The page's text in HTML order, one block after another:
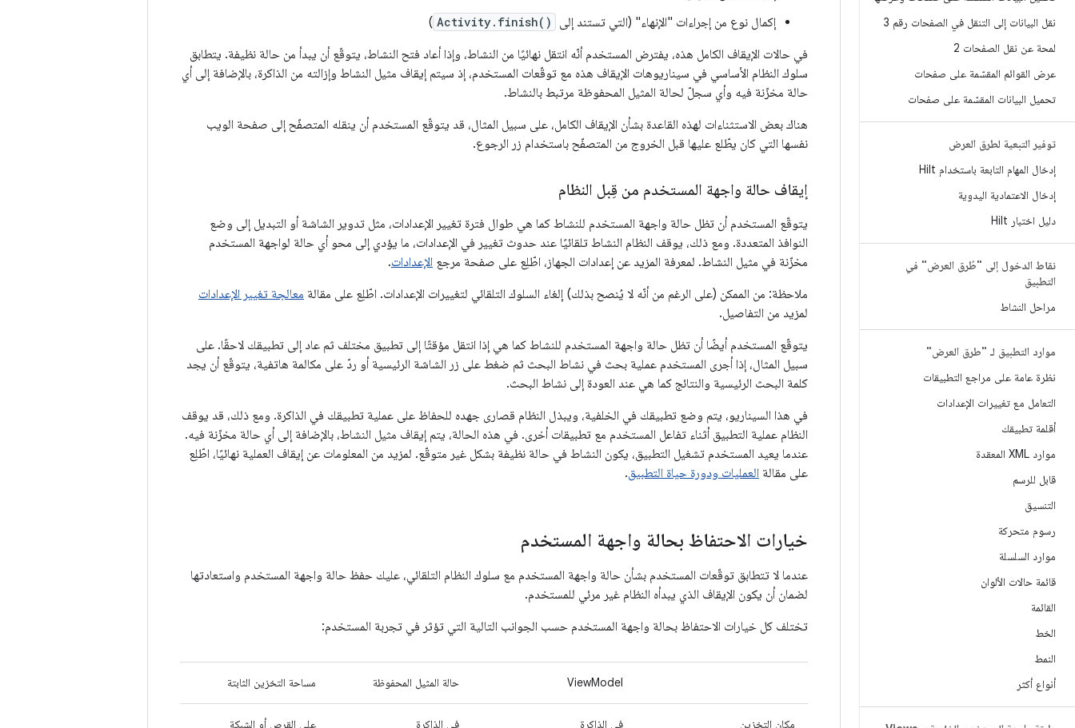
نقل البيانات إلى التنقل في الصفحات رقم 3
لمحة عن نقل الصفحات 2
عرض القوائم المقسّمة على صفحات
تحميل البيانات المقسّمة على صفحات
توفير التبعية لطرق العرض
إدخال المهام التابعة باستخدام Hilt
إدخال الاعتمادية اليدوية
دليل اختبار Hilt
نقاط الدخول إلى "طُرق العرض" في
التطبيق
مراحل النشاط
موارد التطبيق لـ "طرق العرض"
نظرة عامة على مراجع التطبيقات
التعامل مع تغييرات الإعدادات
أقلمة تطبيقك
موارد XML المعقدة
قابل للرسم
التنسيق
رسوم متحركة
موارد السلسلة
قائمة حالات الألوان
القائمة
الخط
النمط
أنواع أكثر
إكمال نوع من إجراءات "الإنهاء" (التي تستند إلى
Activity.finish()
)
في حالات الإيقاف الكامل هذه، يفترض المستخدم أنّه انتقل نهائيًا من النشاط، وإذا أعاد فتح النشاط، يتوقّع أن يبدأ من حالة نظيفة. يتطابق
سلوك النظام الأساسي في سيناريوهات الإيقاف هذه مع توقّعات المستخدم، إذ سيتم إيقاف مثيل النشاط وإزالته من الذاكرة، بالإضافة إلى أي
حالة مخزّنة فيه وأي سجلّ لحالة المثيل المحفوظة مرتبط بالنشاط.
هناك بعض الاستثناءات لهذه القاعدة بشأن الإيقاف الكامل، على سبيل المثال، قد يتوقّع المستخدم أن ينقله المتصفّح إلى صفحة الويب
نفسها التي كان يطّلع عليها قبل الخروج من المتصفّح باستخدام زر الرجوع.
إيقاف حالة واجهة المستخدم من قِبل النظام
يتوقّع المستخدم أن تظل حالة واجهة المستخدم للنشاط كما هي طوال فترة تغيير الإعدادات، مثل تدوير الشاشة أو التبديل إلى وضع
النوافذ المتعددة. ومع ذلك، يوقف النظام النشاط تلقائيًا عند حدوث تغيير في الإعدادات، ما يؤدي إلى محو أي حالة لواجهة المستخدم
مخزّنة في مثيل النشاط. لمعرفة المزيد عن إعدادات الجهاز، اطّلِع على صفحة مرجع الإعدادات.
ملاحظة: من الممكن (على الرغم من أنّه لا يُنصح بذلك) إلغاء السلوك التلقائي لتغييرات الإعدادات. اطّلِع على مقالة معالجة تغيير الإعدادات
لمزيد من التفاصيل.
يتوقّع المستخدم أيضًا أن تظل حالة واجهة المستخدم للنشاط كما هي إذا انتقل مؤقتًا إلى تطبيق مختلف ثم عاد إلى تطبيقك لاحقًا. على
سبيل المثال، إذا أجرى المستخدم عملية بحث في نشاط البحث ثم ضغط على زر الشاشة الرئيسية أو ردّ على مكالمة هاتفية، يتوقّع أن يجد
كلمة البحث الرئيسية والنتائج كما هي عند العودة إلى نشاط البحث.
في هذا السيناريو، يتم وضع تطبيقك في الخلفية، ويبذل النظام قصارى جهده للحفاظ على عملية تطبيقك في الذاكرة. ومع ذلك، قد يوقف
النظام عملية التطبيق أثناء تفاعل المستخدم مع تطبيقات أخرى. في هذه الحالة، يتم إيقاف مثيل النشاط، بالإضافة إلى أي حالة مخزّنة فيه.
عندما يعيد المستخدم تشغيل التطبيق، يكون النشاط في حالة نظيفة بشكل غير متوقّع. لمزيد من المعلومات عن إيقاف العملية نهائيًا، اطّلِع
على مقالة العمليات ودورة حياة التطبيق.
خيارات الاحتفاظ بحالة واجهة المستخدم
عندما لا تتطابق توقّعات المستخدم بشأن حالة واجهة المستخدم مع سلوك النظام التلقائي، عليك حفظ حالة واجهة المستخدم واستعادتها
لضمان أن يكون الإيقاف الذي يبدأه النظام غير مرئي للمستخدم.
تختلف كل خيارات الاحتفاظ بحالة واجهة المستخدم حسب الجوانب التالية التي تؤثر في تجربة المستخدم:
ViewModel حالة المثيل المحفوظة مساحة التخزين الثابتة
مكان التخزين في الذاكرة في الذاكرة على القرص أو الشبكة